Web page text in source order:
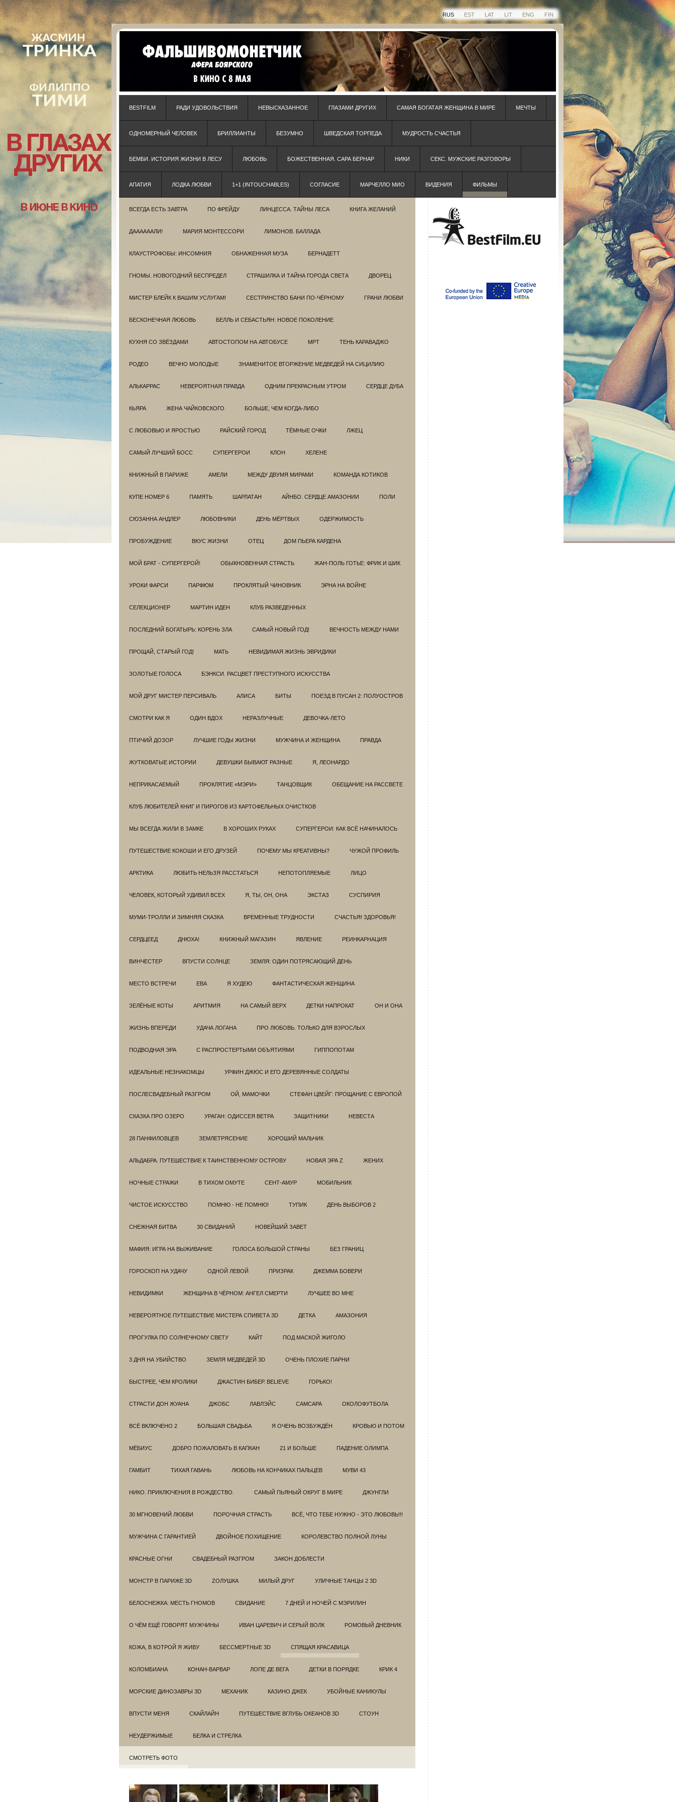
RUS EST LAT LIT ENG FIN
BESTFILM РАДИ УДОВОЛЬСТВИЯ НЕВЫСКАЗАННОЕ ГЛАЗАМИ ДРУГИХ САМАЯ БОГАТАЯ ЖЕНЩИНА В МИРЕ МЕЧТЫ
ОДНОМЕРНЫЙ ЧЕЛОВЕК БРИЛЛИАНТЫ БЕЗУМНО ШВЕДСКАЯ ТОРПЕДА МУДРОСТЬ СЧАСТЬЯ
БЕМБИ. ИСТОРИЯ ЖИЗНИ В ЛЕСУ ЛЮБОВЬ БОЖЕСТВЕННАЯ. САРА БЕРНАР НИКИ СЕКС. МУЖСКИЕ РАЗГОВОРЫ
АПАТИЯ ЛОДКА ЛЮБВИ 1+1 (INTOUCHABLES) СОГЛАСИЕ МАРЧЕЛЛО МИО ВИДЕНИЯ ФИЛЬМЫ
ВСЕГДА ЕСТЬ ЗАВТРА ПО ФРЕЙДУ ЛИНЦЕССА. ТАЙНЫ ЛЕСА КНИГА ЖЕЛАНИЙ
ДААААААЛИ! МАРИЯ МОНТЕССОРИ ЛИМОНОВ. БАЛЛАДА
КЛАУСТРОФОБЫ: ИНСОМНИЯ ОБНАЖЕННАЯ МУЗА БЕРНАДЕТТ
ГНОМЫ. НОВОГОДНИЙ БЕСПРЕДЕЛ СТРАШИЛКА И ТАЙНА ГОРОДА СВЕТА ДВОРЕЦ
МИСТЕР БЛЕЙК К ВАШИМ УСЛУГАМ! СЕСТРИНСТВО БАНИ ПО-ЧЁРНОМУ ГРАНИ ЛЮБВИ
БЕСКОНЕЧНАЯ ЛЮБОВЬ БЕЛЛЬ И СЕБАСТЬЯН: НОВОЕ ПОКОЛЕНИЕ
КУХНЯ СО ЗВЁЗДАМИ АВТОСТОПОМ НА АВТОБУСЕ МРТ ТЕНЬ КАРАВАДЖО
РОДЕО ВЕЧНО МОЛОДЫЕ ЗНАМЕНИТОЕ ВТОРЖЕНИЕ МЕДВЕДЕЙ НА СИЦИЛИЮ
АЛЬКАРРАС НЕВЕРОЯТНАЯ ПРАВДА ОДНИМ ПРЕКРАСНЫМ УТРОМ СЕРДЦЕ ДУБА
КЬЯРА ЖЕНА ЧАЙКОВСКОГО БОЛЬШЕ, ЧЕМ КОГДА-ЛИБО
С ЛЮБОВЬЮ И ЯРОСТЬЮ РАЙСКИЙ ГОРОД ТЁМНЫЕ ОЧКИ ЛЖЕЦ
САМЫЙ ЛУЧШИЙ БОСС СУПЕРГЕРОИ КЛОН ХЕЛЕНЕ
КНИЖНЫЙ В ПАРИЖЕ АМЕЛИ МЕЖДУ ДВУМЯ МИРАМИ КОМАНДА КОТИКОВ
КУПЕ НОМЕР 6 ПАМЯТЬ ШАРЛАТАН АЙНБО. СЕРДЦЕ АМАЗОНИИ ПОЛИ
СЮЗАННА АНДЛЕР ЛЮБОВНИКИ ДЕНЬ МЁРТВЫХ ОДЕРЖИМОСТЬ
ПРОБУЖДЕНИЕ ВКУС ЖИЗНИ ОТЕЦ ДОМ ПЬЕРА КАРДЕНА
МОЙ БРАТ - СУПЕРГЕРОЙ! ОБЫКНОВЕННАЯ СТРАСТЬ ЖАН-ПОЛЬ ГОТЬЕ: ФРИК И ШИК
УРОКИ ФАРСИ ПАРФЮМ ПРОКЛЯТЫЙ ЧИНОВНИК ЭРНА НА ВОЙНЕ
СЕЛЕКЦИОНЕР МАРТИН ИДЕН КЛУБ РАЗВЕДEННЫХ
ПОСЛЕДНИЙ БОГАТЫРЬ: КОРЕНЬ ЗЛА САМЫЙ НОВЫЙ ГОД! ВЕЧНОСТЬ МЕЖДУ НАМИ
ПРОЩАЙ, СТАРЫЙ ГОД! МАТЬ НЕВИДИМАЯ ЖИЗНЬ ЭВРИДИКИ
ЗОЛОТЫЕ ГОЛОСА БЭНКСИ. РАСЦВЕТ ПРЕСТУПНОГО ИСКУССТВА
МОЙ ДРУГ МИСТЕР ПЕРСИВАЛЬ АЛИСА БИТЫ ПОЕЗД В ПУСАН 2: ПОЛУОСТРОВ
СМОТРИ КАК Я ОДИН ВДОХ НЕРАЗЛУЧНЫЕ ДЕВОЧКА-ЛЕТО
ПТИЧИЙ ДОЗОР ЛУЧШИЕ ГОДЫ ЖИЗНИ МУЖЧИНА И ЖЕНЩИНА ПРАВДА
ЖУТКОВАТЫЕ ИСТОРИИ ДЕВУШКИ БЫВАЮТ РАЗНЫЕ Я, ЛЕОНАРДО
НЕПРИКАСАЕМЫЙ ПРОКЛЯТИЕ «МЭРИ» ТАНЦОВЩИК ОБЕЩАНИЕ НА РАССВЕТЕ
КЛУБ ЛЮБИТЕЛЕЙ КНИГ И ПИРОГОВ ИЗ КАРТОФЕЛЬНЫХ ОЧИСТКОВ
МЫ ВСЕГДА ЖИЛИ В ЗАМКЕ В ХОРОШИХ РУКАХ СУПЕРГЕРОИ: КАК ВСЁ НАЧИНАЛОСЬ
ПУТЕШЕСТВИЕ КОКОШИ И ЕГО ДРУЗЕЙ ПОЧЕМУ МЫ КРЕАТИВНЫ? ЧУЖОЙ ПРОФИЛЬ
АРКТИКА ЛЮБИТЬ НЕЛЬЗЯ РАССТАТЬСЯ НЕПОТОПЛЯЕМЫЕ ЛИЦО
ЧЕЛОВЕК, КОТОРЫЙ УДИВИЛ ВСЕХ Я, ТЫ, ОН, ОНА ЭКСТАЗ СУСПИРИЯ
МУМИ-ТРОЛЛИ И ЗИМНЯЯ СКАЗКА ВРЕМЕННЫЕ ТРУДНОСТИ СЧАСТЬЯ! ЗДОРОВЬЯ!
СЕРДЦЕЕД ДНЮХА! КНИЖНЫЙ МАГАЗИН ЯВЛЕНИЕ РЕИНКАРНАЦИЯ
ВИНЧЕСТЕР ВПУСТИ СОЛНЦЕ ЗЕМЛЯ: ОДИН ПОТРЯСАЮЩИЙ ДЕНЬ
МЕСТО ВСТРЕЧИ ЕВА Я ХУДЕЮ ФАНТАСТИЧЕСКАЯ ЖЕНЩИНА
ЗЕЛЁНЫЕ КОТЫ АРИТМИЯ НА САМЫЙ ВЕРХ ДЕТКИ НАПРОКАТ ОН И ОНА
ЖИЗНЬ ВПЕРЕДИ УДАЧА ЛОГАНА ПРО ЛЮБОВЬ. ТОЛЬКО ДЛЯ ВЗРОСЛЫХ
ПОДВОДНАЯ ЭРА С РАСПРОСТЕРТЫМИ ОБЪЯТИЯМИ ГИППОПОТАМ
ИДЕАЛЬНЫЕ НЕЗНАКОМЦЫ УРФИН ДЖЮС И ЕГО ДЕРЕВЯННЫЕ СОЛДАТЫ
ПОСЛЕСВАДЕБНЫЙ РАЗГРОМ ОЙ, МАМОЧКИ СТЕФАН ЦВЕЙГ: ПРОЩАНИЕ С ЕВРОПОЙ
СКАЗКА ПРО ОЗЕРО УРАГАН: ОДИССЕЯ ВЕТРА ЗАЩИТНИКИ НЕВЕСТА
28 ПАНФИЛОВЦЕВ ЗЕМЛЕТРЯСЕНИЕ ХОРОШИЙ МАЛЬЧИК
АЛЬДАБРА. ПУТЕШЕСТВИЕ К ТАИНСТВЕННОМУ ОСТРОВУ НОВАЯ ЭРА Z ЖЕНИХ
НОЧНЫЕ СТРАЖИ В ТИХОМ ОМУТЕ СЕНТ-АМУР МОБИЛЬНИК
ЧИСТОЕ ИСКУССТВО ПОМНЮ - НЕ ПОМНЮ! ТУПИК ДЕНЬ ВЫБОРОВ 2
СНЕЖНАЯ БИТВА 30 СВИДАНИЙ НОВЕЙШИЙ ЗАВЕТ
МАФИЯ: ИГРА НА ВЫЖИВАНИЕ ГОЛОСА БОЛЬШОЙ СТРАНЫ БЕЗ ГРАНИЦ
ГОРОСКОП НА УДАЧУ ОДНОЙ ЛЕВОЙ ПРИЗРАК ДЖЕММА БОВЕРИ
НЕВИДИМКИ ЖЕНЩИНА В ЧЁРНОМ: АНГЕЛ СМЕРТИ ЛУЧШЕЕ ВО МНЕ
НЕВЕРОЯТНОЕ ПУТЕШЕСТВИЕ МИСТЕРА СПИВЕТА 3D ДЕТКА АМАЗОНИЯ
ПРОГУЛКА ПО СОЛНЕЧНОМУ СВЕТУ КАЙТ ПОД МАСКОЙ ЖИГОЛО
3 ДНЯ НА УБИЙСТВО ЗЕМЛЯ МЕДВЕДЕЙ 3D ОЧЕНЬ ПЛОХИЕ ПАРНИ
БЫСТРЕЕ, ЧЕМ КРОЛИКИ ДЖАСТИН БИБЕР. BELIEVE ГОРЬКО!
СТРАСТИ ДОН ЖУАНА ДЖОБС ЛАВЛЭЙС САМСАРА ОКОЛОФУТБОЛА
ВСЁ ВКЛЮЧЕНО 2 БОЛЬШАЯ СВАДЬБА Я ОЧЕНЬ ВОЗБУЖДЁН КРОВЬЮ И ПОТОМ
МЁБИУС ДОБРО ПОЖАЛОВАТЬ В КАПКАН 21 И БОЛЬШЕ ПАДЕНИЕ ОЛИМПА
ГАМБИТ ТИХАЯ ГАВАНЬ ЛЮБОВЬ НА КОНЧИКАХ ПАЛЬЦЕВ МУВИ 43
НИКО. ПРИКЛЮЧЕНИЯ В РОЖДЕСТВО. САМЫЙ ПЬЯНЫЙ ОКРУГ В МИРЕ ДЖУНГЛИ
30 МГНОВЕНИЙ ЛЮБВИ ПОРОЧНАЯ СТРАСТЬ ВСЁ, ЧТО ТЕБЕ НУЖНО - ЭТО ЛЮБОВЬ!!!
МУЖЧИНА С ГАРАНТИЕЙ ДВОЙНОЕ ПОХИЩЕНИЕ КОРОЛЕВСТВО ПОЛНОЙ ЛУНЫ
КРАСНЫЕ ОГНИ СВАДЕБНЫЙ РАЗГРОМ ЗАКОН ДОБЛЕСТИ
МОНСТР В ПАРИЖЕ 3D ZОЛУШКА МИЛЫЙ ДРУГ УЛИЧНЫЕ ТАНЦЫ 2 3D
БЕЛОСНЕЖКА: МЕСТЬ ГНОМОВ СВИДАНИЕ 7 ДНЕЙ И НОЧЕЙ С МЭРИЛИН
О ЧЁМ ЕЩЁ ГОВОРЯТ МУЖЧИНЫ ИВАН ЦАРЕВИЧ И СЕРЫЙ ВОЛК РОМОВЫЙ ДНЕВНИК
КОЖА, В КОТРОЙ Я ЖИВУ БЕССМЕРТНЫЕ 3D СПЯЩАЯ КРАСАВИЦА
КОЛОМБИАНА КОНАН-ВАРВАР ЛОПЕ ДЕ ВЕГА ДЕТКИ В ПОРЯДКЕ КРИК 4
МОРСКИЕ ДИНОЗАВРЫ 3D МЕХАНИК КАЗИНО ДЖЕК УБОЙНЫЕ КАНИКУЛЫ
ВПУСТИ МЕНЯ СКАЙЛАЙН ПУТЕШЕСТВИЕ ВГЛУБЬ ОКЕАНОВ 3D СТОУН
НЕУДЕРЖИМЫЕ БЕЛКА И СТРЕЛКА
СМОТРЕТЬ ФОТО